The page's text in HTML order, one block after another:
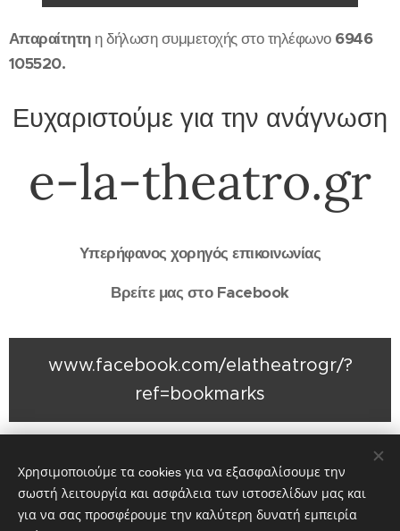
Απαραίτητηη δήλωση συμμετοχής στο τηλέφωνο 6946
105520.
Ευχαριστούμε για την ανάγνωση
e-la-theatro.gr
Υπερήφανος χορηγός επικοινωνίας
Βρείτε μας στο Facebook
www.facebook.com/elatheatrogr/?
ref=bookmarks
Χρησιμοποιούμε τα cookies για να εξασφαλίσουμε την
σωστή λειτουργία και ασφάλεια των ιστοσελίδων μας και
για να σας προσφέρουμε την καλύτερη δυνατή εμπειρία